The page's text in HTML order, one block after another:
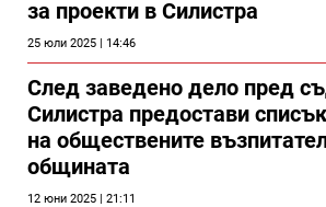
за проекти в Силистра
25 юли 2025 | 14:46
След заведено дело пред
Силистра предостави
на обществените
общината
12 юни 2025 | 21:11